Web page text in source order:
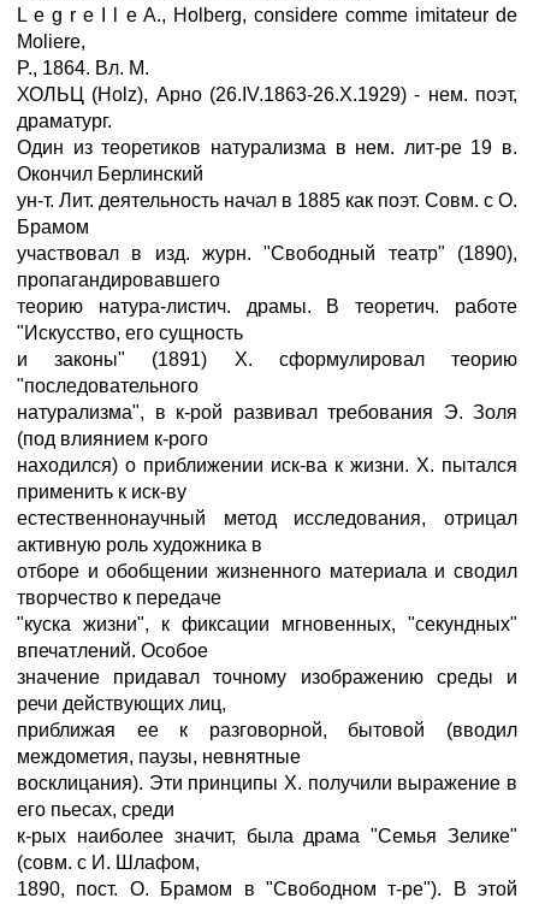
L e g r e I l e A., Holberg, considere comme imitateur de
Moliere,
P., 1864. Вл. М.
ХОЛЬЦ (Holz), Арно (26.IV.1863-26.X.1929) - нем. поэт,
драматург.
Один из теоретиков натурализма в нем. лит-ре 19 в.
Окончил Берлинский
ун-т. Лит. деятельность начал в 1885 как поэт. Совм. с О.
Брамом
участвовал в изд. журн. "Свободный театр" (1890),
пропагандировавшего
теорию натура-листич. драмы. В теоретич. работе
"Искусство, его сущность
и законы" (1891) X. сформулировал теорию
"последовательного
натурализма", в к-рой развивал требования Э. Золя
(под влиянием к-рого
находился) о приближении иск-ва к жизни. X. пытался
применить к иск-ву
естественнонаучный метод исследования, отрицал
активную роль художника в
отборе и обобщении жизненного материала и сводил
творчество к передаче
"куска жизни", к фиксации мгновенных, "секундных"
впечатлений. Особое
значение придавал точному изображению среды и
речи действующих лиц,
приближая ее к разговорной, бытовой (вводил
междометия, паузы, невнятные
восклицания). Эти принципы X. получили выражение в
его пьесах, среди
к-рых наиболее значит, была драма "Семья Зелике"
(совм. с И. Шлафом,
1890, пост. О. Брамом в "Свободном т-ре"). В этой